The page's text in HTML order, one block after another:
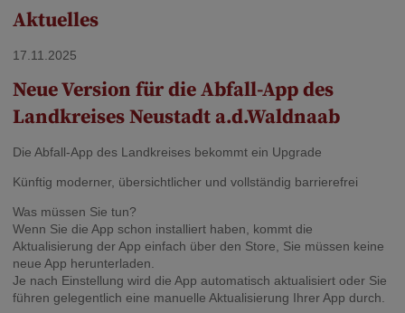
Aktuelles
17.11.2025
Neue Version für die Abfall-App des
Landkreises Neustadt a.d.Waldnaab
Die Abfall-App des Landkreises bekommt ein Upgrade
Künftig moderner, übersichtlicher und vollständig barrierefrei
Was müssen Sie tun?
Wenn Sie die App schon installiert haben, kommt die
Aktualisierung der App einfach über den Store, Sie müssen keine
neue App herunterladen.
Je nach Einstellung wird die App automatisch aktualisiert oder Sie
führen gelegentlich eine manuelle Aktualisierung Ihrer App durch.